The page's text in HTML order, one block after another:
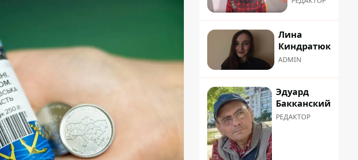
Лина
Киндратюк
ADMIN
Эдуард
Бакканский
РЕДАКТОР